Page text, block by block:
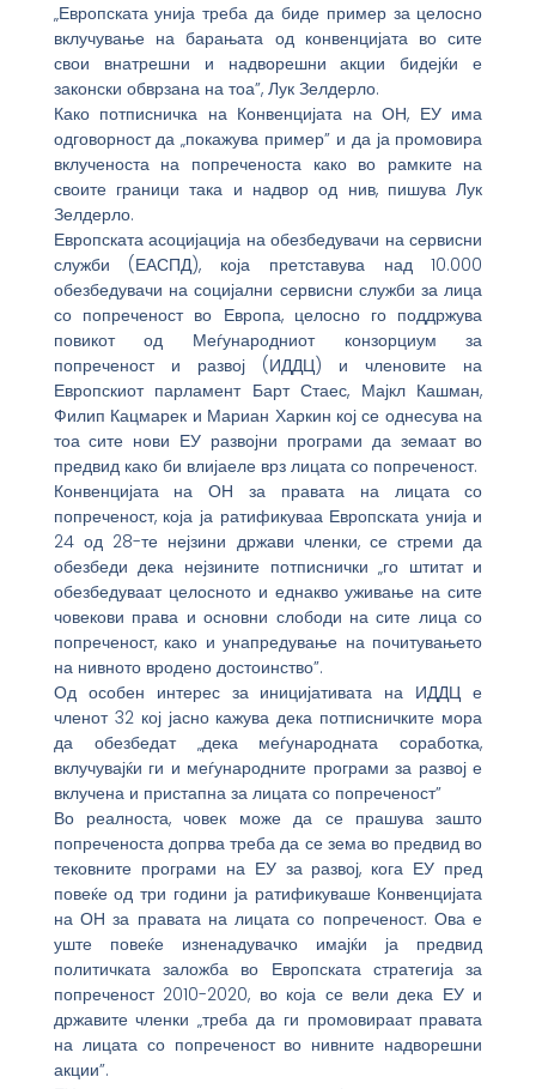
„Европската унија треба да биде пример за целосно
вклучување на барањата од конвенцијата во сите
свои внатрешни и надворешни акции бидејќи е
законски обврзана на тоа”, Лук Зелдерло.
Како потписничка на Конвенцијата на ОН, ЕУ има
одговорност да „покажува пример” и да ја промовира
вклученоста на попреченоста како во рамките на
своите граници така и надвор од нив, пишува Лук
Зелдерло.
Европската асоцијација на обезбедувачи на сервисни
служби (ЕАСПД), која претставува над 10.000
обезбедувачи на социјални сервисни служби за лица
со попреченост во Европа, целосно го поддржува
повикот од Меѓународниот конзорциум за
попреченост и развој (ИДДЦ) и членовите на
Европскиот парламент Барт Стаес, Мајкл Кашман,
Филип Кацмарек и Мариан Харкин кој се однесува на
тоа сите нови ЕУ развојни програми да земаат во
предвид како би влијаеле врз лицата со попреченост.
Конвенцијата на ОН за правата на лицата со
попреченост, која ја ратификуваа Европската унија и
24 од 28-те нејзини држави членки, се стреми да
обезбеди дека нејзините потписнички „го штитат и
обезбедуваат целосното и еднакво уживање на сите
човекови права и основни слободи на сите лица со
попреченост, како и унапредување на почитувањето
на нивното вродено достоинство”.
Од особен интерес за иницијативата на ИДДЦ е
членот 32 кој јасно кажува дека потписничките мора
да обезбедат „дека меѓународната соработка,
вклучувајќи ги и меѓународните програми за развој е
вклучена и пристапна за лицата со попреченост”
Во реалноста, човек може да се прашува зашто
попреченоста допрва треба да се зема во предвид во
тековните програми на ЕУ за развој, кога ЕУ пред
повеќе од три години ја ратификуваше Конвенцијата
на ОН за правата на лицата со попреченост. Ова е
уште повеќе изненадувачко имајќи ја предвид
политичката заложба во Европската стратегија за
попреченост 2010-2020, во која се вели дека ЕУ и
државите членки „треба да ги промовираат правата
на лицата со попреченост во нивните надворешни
акции”.